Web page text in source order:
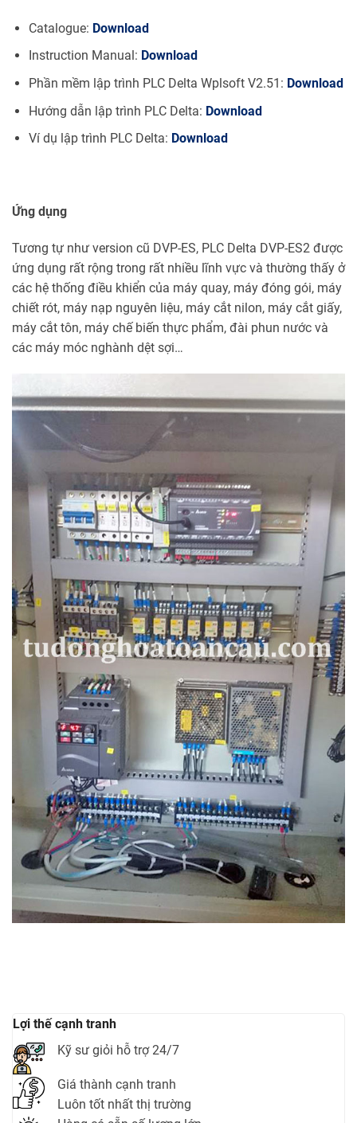
Lợi thế cạnh tranh
Kỹ sư giỏi hỗ trợ 24/7
Giá thành cạnh tranh
Luôn tốt nhất thị trường
Catalogue: Download
Instruction Manual: Download
Phần mềm lập trình PLC Delta Wplsoft V2.51: Download
Hướng dẫn lập trình PLC Delta: Download
Ví dụ lập trình PLC Delta: Download
Ứng dụng
Tương tự như version cũ DVP-ES, PLC Delta DVP-ES2 được
ứng dụng rất rộng trong rất nhiều lĩnh vực và thường thấy ở
các hệ thống điều khiển của máy quay, máy đóng gói, máy
chiết rót, máy nạp nguyên liệu, máy cắt nilon, máy cắt giấy,
máy cắt tôn, máy chế biến thực phẩm, đài phun nước và
các máy móc nghành dệt sợi…